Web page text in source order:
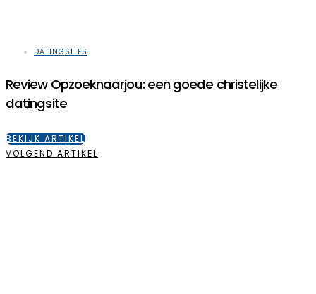
DATINGSITES
Review Opzoeknaarjou: een goede christelijke
datingsite
BEKIJK ARTIKEL
VOLGEND ARTIKEL